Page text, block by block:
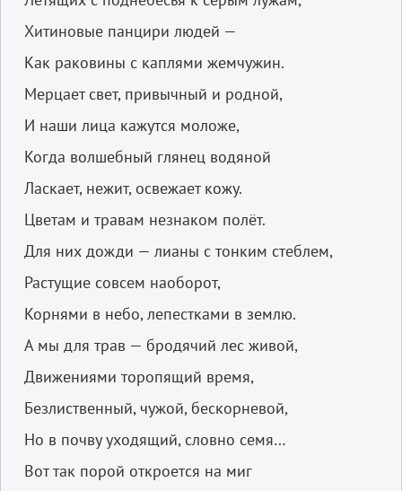
Хитиновые панцири людей —
Как раковины с каплями жемчужин.
Мерцает свет, привычный и родной,
И наши лица кажутся моложе,
Когда волшебный глянец водяной
Ласкает, нежит, освежает кожу.
Цветам и травам незнаком полёт.
Для них дожди — лианы с тонким стеблем,
Растущие совсем наоборот,
Корнями в небо, лепестками в землю.
А мы для трав — бродячий лес живой,
Движениями торопящий время,
Безлиственный, чужой, бескорневой,
Но в почву уходящий, словно семя…
Вот так порой откроется на миг